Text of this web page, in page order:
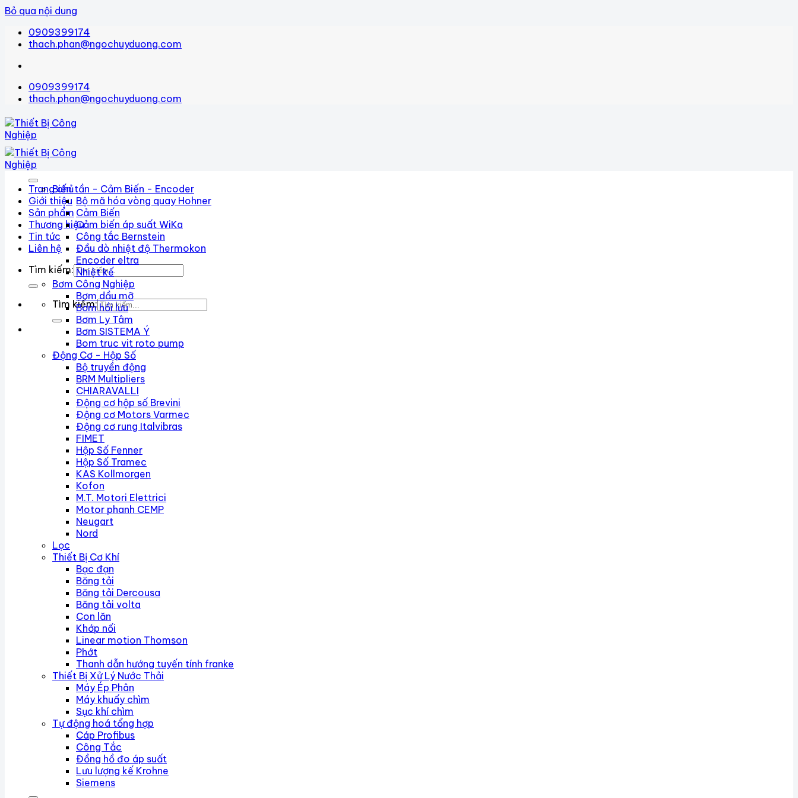
Bỏ qua nội dung
0909399174
thach.phan@ngochuyduong.com
0909399174
thach.phan@ngochuyduong.com
Trang chủ
Giới thiệu
Sản phẩm
Thương hiệu
Tin tức
Liên hệ
Tìm kiếm:
Tìm kiếm:
Biến tần - Cảm Biến - Encoder
Bộ mã hóa vòng quay Hohner
Cảm Biến
Cảm biến áp suất WiKa
Công tắc Bernstein
Đầu dò nhiệt độ Thermokon
Encoder eltra
Nhiệt kế
Bơm Công Nghiệp
Bơm dầu mỡ
Bơm hồi lưu
Bơm Ly Tâm
Bơm SISTEMA Ý
Bom truc vit roto pump
Động Cơ - Hộp Số
Bộ truyền động
BRM Multipliers
CHIARAVALLI
Động cơ hộp số Brevini
Động cơ Motors Varmec
Động cơ rung Italvibras
FIMET
Hộp Số Fenner
Hộp Số Tramec
KAS Kollmorgen
Kofon
M.T. Motori Elettrici
Motor phanh CEMP
Neugart
Nord
Lọc
Thiết Bị Cơ Khí
Bạc đạn
Băng tải
Băng tải Dercousa
Băng tải volta
Con lăn
Khớp nối
Linear motion Thomson
Phớt
Thanh dẫn hướng tuyến tính franke
Thiết Bị Xử Lý Nước Thải
Máy Ép Phân
Máy khuấy chìm
Sục khí chìm
Tự động hoá tổng hợp
Cáp Profibus
Công Tắc
Đồng hồ đo áp suất
Lưu lượng kế Krohne
Siemens